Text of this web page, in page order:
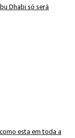
Dhabi só será
esta em toda a